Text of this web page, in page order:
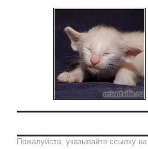
Пожалуйста, указывайте ссылку